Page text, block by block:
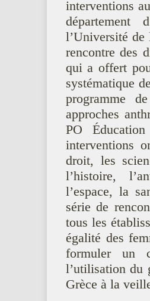
interventions
département
l’Université
rencontre des
qui a offert
systématique
programme
approches
PO
interventions
droit, les
l’histoire,
l’espace, la
série de
tous les
égalité des
formuler un
l’utilisation du
Grèce à la